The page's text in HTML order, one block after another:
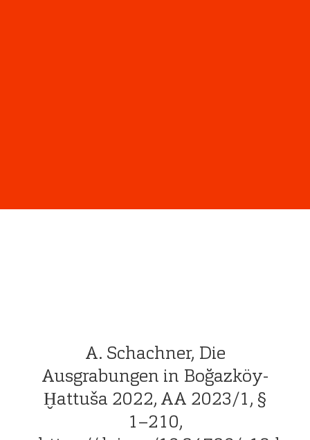
A. Schachner, Die
Ausgrabungen in Boğazköy-
Ḫattuša 2022, AA 2023/1, §
1–210,